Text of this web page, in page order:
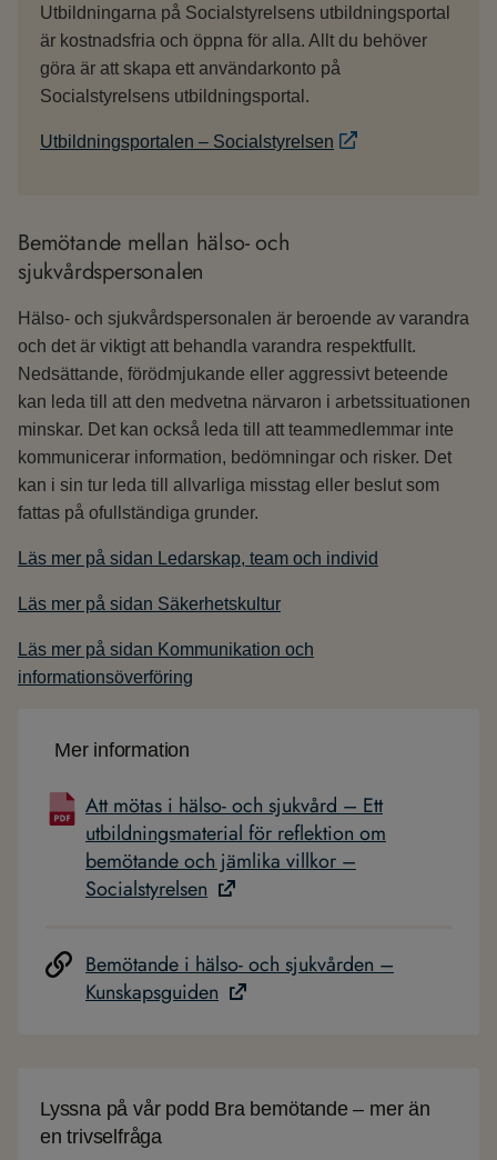
Utbildningarna på Socialstyrelsens utbildningsportal
är kostnadsfria och öppna för alla. Allt du behöver
göra är att skapa ett användarkonto på
Socialstyrelsens utbildningsportal.
Utbildningsportalen – Socialstyrelsen
Bemötande mellan hälso- och
sjukvårdspersonalen
Hälso- och sjukvårdspersonalen är beroende av varandra
och det är viktigt att behandla varandra respektfullt.
Nedsättande, förödmjukande eller aggressivt beteende
kan leda till att den medvetna närvaron i arbetssituationen
minskar. Det kan också leda till att teammedlemmar inte
kommunicerar information, bedömningar och risker. Det
kan i sin tur leda till allvarliga misstag eller beslut som
fattas på ofullständiga grunder.
Läs mer på sidan Ledarskap, team och individ
Läs mer på sidan Säkerhetskultur
Läs mer på sidan Kommunikation och
informationsöverföring
Mer information
Att mötas i hälso- och sjukvård – Ett
utbildningsmaterial för reflektion om
bemötande och jämlika villkor –
Socialstyrelsen
Bemötande i hälso- och sjukvården –
Kunskapsguiden
Lyssna på vår podd Bra bemötande – mer än
en trivselfråga